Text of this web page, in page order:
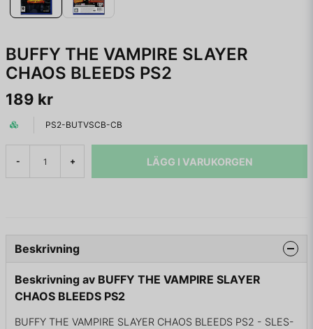
BUFFY THE VAMPIRE SLAYER
CHAOS BLEEDS PS2
189 kr
PS2-BUTVSCB-CB
- + LÄGG I VARUKORGEN
Beskrivning
Beskrivning av BUFFY THE VAMPIRE SLAYER
CHAOS BLEEDS PS2
BUFFY THE VAMPIRE SLAYER CHAOS BLEEDS PS2 - SLES-